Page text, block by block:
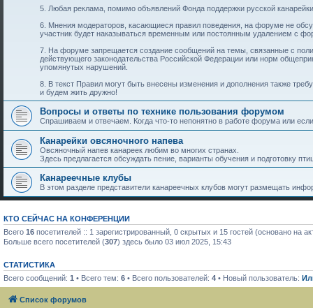
5. Любая реклама, помимо объявлений Фонда поддержки русской
6. Мнения модераторов, касающиеся правил поведения, на форуме не
участник будет наказываться временным или постоянным удалением с
7. На форуме запрещается создание сообщений на темы, связанные с
действующего законодательства Российской Федерации или норм
упомянутых нарушений.
8. В текст Правил могут быть внесены изменения и дополнения также
и будем жить дружно!
Вопросы и ответы по технике пользования форумом
Спрашиваем и отвечаем. Когда что-то непонятно в работе форума или
Канарейки овсяночного напева
Овсяночный напев канареек любим во многих странах.
Здесь предлагается обсуждать пение, варианты обучения и подготовку
Канареечные клубы
В этом разделе представители канареечных клубов могут размещать
КТО СЕЙЧАС НА КОНФЕРЕНЦИИ
Всего 16 посетителей :: 1 зарегистрированный, 0 скрытых и 15 гостей (основано на
Больше всего посетителей (307) здесь было 03 июл 2025, 15:43
СТАТИСТИКА
Всего сообщений: 1 • Всего тем: 6 • Всего пользователей: 4 • Новый пользователь:
Список форумов